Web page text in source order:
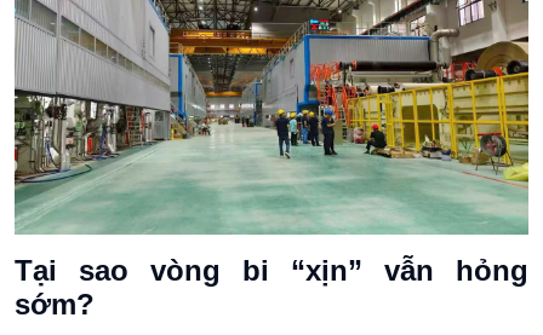
Tại sao vòng bi “xịn” vẫn hỏng
sớm?